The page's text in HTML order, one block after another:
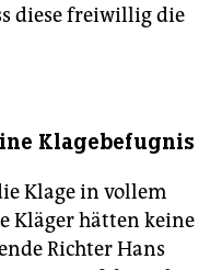
diese freiwillig die
Klagebefugnis
Klage in vollem
Kläger hätten keine
Richter Hans